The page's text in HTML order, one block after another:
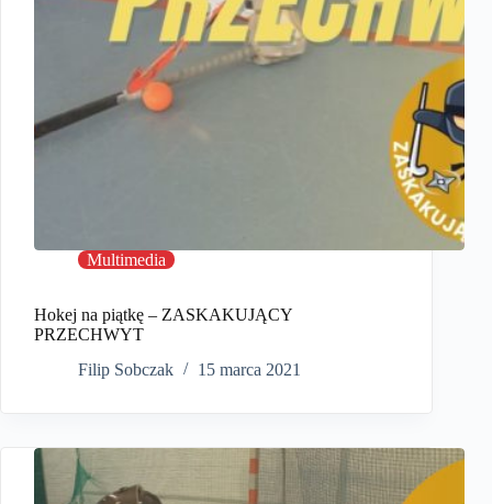
Multimedia
Hokej na piątkę – ZASKAKUJĄCY
PRZECHWYT
Filip Sobczak
15 marca 2021